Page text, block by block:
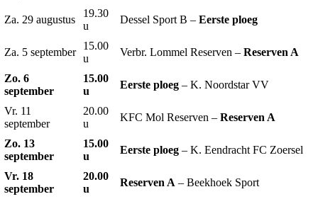
Za. 29 augustus
19.30
u
Dessel Sport B – Eerste ploeg
Za. 5 september
15.00
u
Verbr. Lommel Reserven – Reserven A
Zo. 6
september
15.00
u
Eerste ploeg – K. Noordstar VV
Vr. 11
september
20.00
u
KFC Mol Reserven – Reserven A
Zo. 13
september
15.00
u
Eerste ploeg – K. Eendracht FC Zoersel
Vr. 18
september
20.00
u
Reserven A – Beekhoek Sport